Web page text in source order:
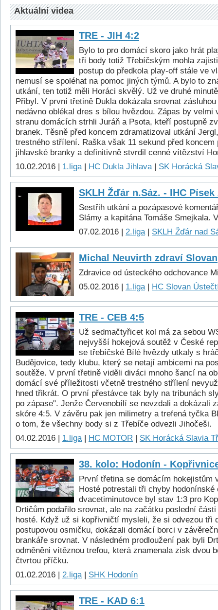
Aktuální videa
TRE - JIH 4:2
Bylo to pro domácí skoro jako hrát
tři body totiž Třebíčským mohla
postup do předkola play-off stále ve
nemusí se spoléhat na pomoc jiných týmů. A bylo to
utkání, ten totiž měli Horáci skvělý. Už ve druhé
Přibyl. V první třetině Dukla dokázala srovnat
nedávno oblékal dres s bílou hvězdou. Zápas by velmi
stranu domácích strhli Juráň a Psota, kteří postupně
branek. Těsně před koncem zdramatizoval utkání
trestného střílení. Raška však 11 sekund před koncem
jihlavské branky a definitivně stvrdil cenné vítězství
10.02.2016 | 1.liga| HC Dukla Jihlava| SK Horácká
SKLH Žďár n.Sáz. - IHC Písek
Sestřih utkání a pozápasové
Slámy a kapitána Tomáše Smejkala.
07.02.2016 | 2.liga| SKLH Žďár nad
Michal Neuvirth zdraví Slovan
Zdravice od ústeckého odchovance
05.02.2016 | 1.liga| HC Slovan
TRE - CEB 4:5
Už sedmačtyřicet kol má za sebou
nejvyšší hokejová soutěž v České
se třebíčské Bílé hvězdy utkaly s
Budějovice, tedy klubu, který se netají ambicemi na
soutěže. V první třetině viděli diváci mnoho šancí na
domácí své příležitosti včetně trestného střílení
hned třikrát. O první přestávce tak byly na tribunách
po zápase". Jenže Červenobílí se nevzdali a dokázali
skóre 4:5. V závěru pak jen milimetry a trefená tyčka
o tom, že všechny body si z Třebíče odvezli Jihočeši.
04.02.2016 | 1.liga| HC MOTOR | SK Horácká Slavia
38. kolo: Hodonín -
První třetina se domácím hokejistům
Hosté potrestali tři chyby
dvacetiminutovce byl stav 1:3 pro
Drtičům podařilo srovnat, ale na začátku poslední
hosté. Když už si kopřivničtí mysleli, že si odvezou tři
postupovou osmičku, dokázali domácí borci v
brankáře srovnat. V následném prodloužení pak byli
odměněni vítěznou trefou, která znamenala zisk dvou
čtvrtou příčku.
01.02.2016 | 2.liga| SHK Hodonín
TRE - KAD 6:1